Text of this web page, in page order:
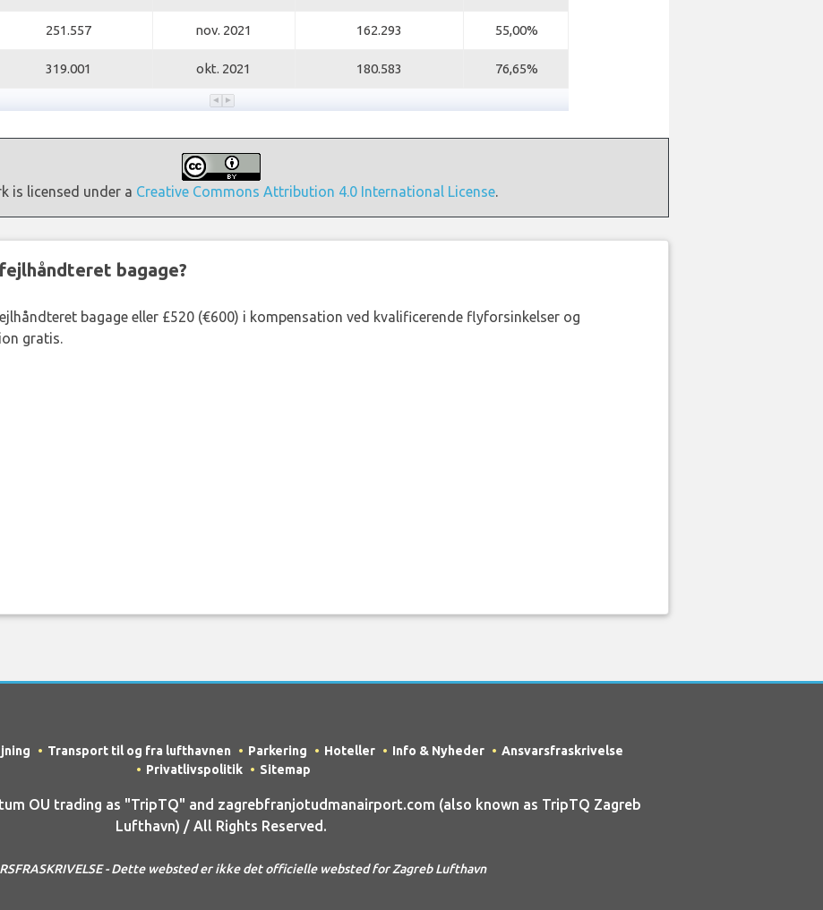
251.557 nov. 2021 162.293 55,00%
319.001 okt. 2021 180.583 76,65%
is licensed under a Creative Commons Attribution 4.0 International License.
bagage?
bagage eller £520 (€600) i kompensation ved kvalificerende flyforsinkelser og
gratis.
Transport til og fra lufthavnen Parkering Hoteller Info & Nyheder
Ansvarsfraskrivelse
Privatlivspolitik
Sitemap
OU trading as "TripTQ" and zagrebfranjotudmanairport.com (also known as TripTQ Zagreb
Lufthavn) / All Rights Reserved.
- Dette websted er ikke det officielle websted for Zagreb Lufthavn